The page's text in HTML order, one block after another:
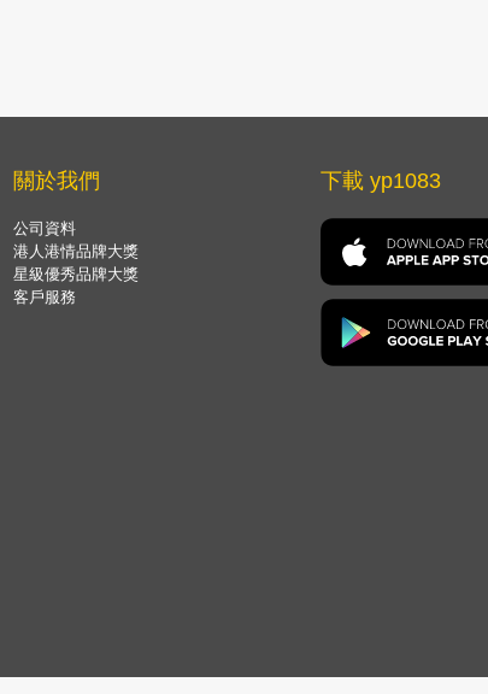
關於我們
公司資料
港人港情品牌大獎
星級優秀品牌大獎
客戶服務
下載 yp1083